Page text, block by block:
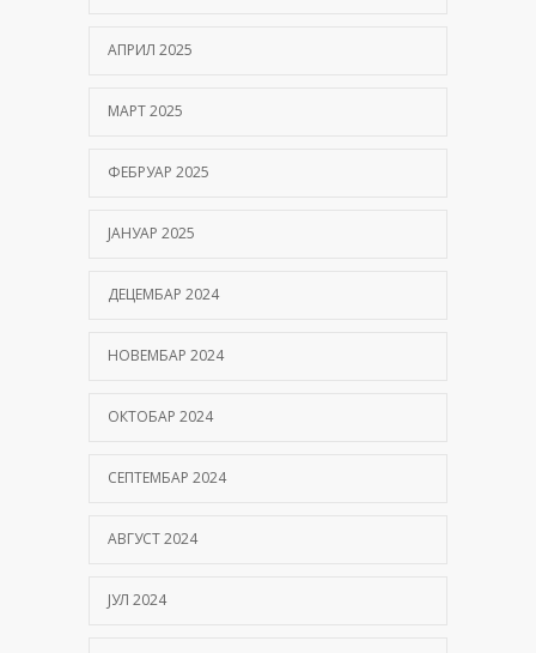
АПРИЛ 2025
МАРТ 2025
ФЕБРУАР 2025
ЈАНУАР 2025
ДЕЦЕМБАР 2024
НОВЕМБАР 2024
ОКТОБАР 2024
СЕПТЕМБАР 2024
АВГУСТ 2024
ЈУЛ 2024